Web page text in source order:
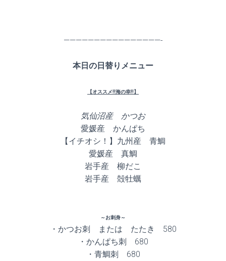
————————————————-
本日の日替りメニュー
【オススメ!!海の幸!!】
気仙沼産 かつお
愛媛産 かんぱち
【イチオシ！】九州産 青鯛
愛媛産 真鯛
岩手産 柳だこ
岩手産 殻牡蠣
～お刺身～
・かつお刺 または たたき 580
・かんぱち刺 680
・青鯛刺 680